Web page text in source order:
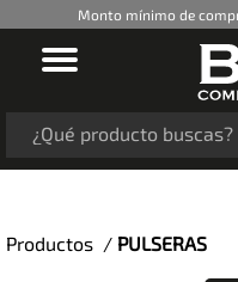
Monto mínimo de
Productos / PULSERAS